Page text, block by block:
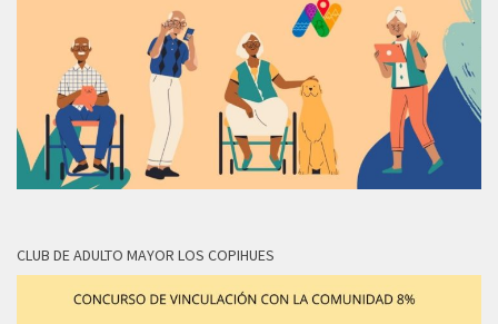
CLUB DE ADULTO MAYOR LOS COPIHUES